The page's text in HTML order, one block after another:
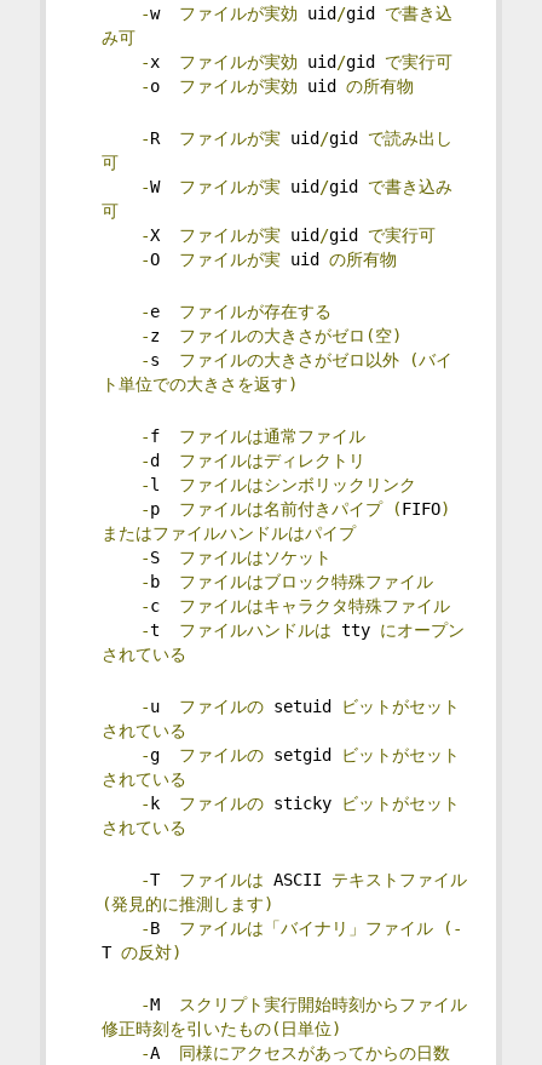
-w ファイルが実効 uid /gid で書き込
み可
-x ファイルが実効 uid /gid で実行可
-o ファイルが実効 uid の所有物
-R ファイルが実 uid /gid で読み出し
可
-W ファイルが実 uid /gid で書き込み
可
-X ファイルが実 uid /gid で実行可
-O ファイルが実 uid の所有物
-e ファイルが存在する
-z ファイルの大きさがゼロ(空)
-s ファイルの大きさがゼロ以外
(バイ
ト単位での大きさを返す)
-f ファイルは通常ファイル
-d ファイルはディレクトリ
-l ファイルはシンボリックリンク
-p ファイルは名前付きパイプ (FIFO)
またはファイルハンドルはパイプ
-S ファイルはソケット
- b ファイルはブロック特殊ファイル
-c ファイルはキャラクタ特殊ファイル
-t ファイルハンドルは tty にオープン
されている
-u ファイルの setuid
ビットがセット
されている
-g ファイルの setgid
ビットがセット
されている
- k ファイルの sticky
ビットがセット
されている
-T ファイルは ASCII テキストファイル
(発見的に推測します)
-B ファイルは「バイナリ」ファイル
(-
T の反対)
-M
スクリプト実行開始時刻からファイル
修正時刻を引いたもの(日単位)
-A 同様にアクセスがあってからの日数